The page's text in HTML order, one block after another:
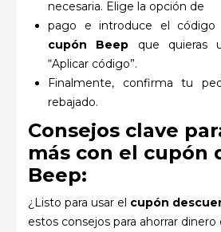
necesaria. Elige la opción de
pago e introduce el código
cupón Beep que quieras
“Aplicar código”.
Finalmente, confirma tu
rebajado.
Consejos clave
más con el cupón
Beep:
¿Listo para usar el cupón
estos consejos para ahorrar